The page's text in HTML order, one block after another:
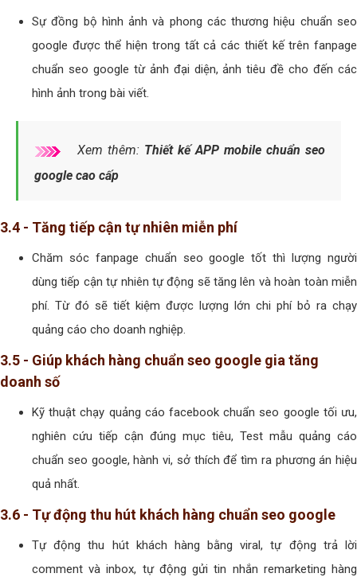
Sự đồng bộ hình ảnh và phong các thương hiệu chuẩn seo
google được thể hiện trong tất cả các thiết kế trên fanpage
chuẩn seo google từ ảnh đại diện, ảnh tiêu đề cho đến các
hình ảnh trong bài viết.
Xem thêm: Thiết kế APP mobile chuẩn seo
google cao cấp
3.4 - Tăng tiếp cận tự nhiên miễn phí
Chăm sóc fanpage chuẩn seo google tốt thì lượng người
dùng tiếp cận tự nhiên tự động sẽ tăng lên và hoàn toàn miễn
phí. Từ đó sẽ tiết kiệm được lượng lớn chi phí bỏ ra chạy
quảng cáo cho doanh nghiệp.
3.5 - Giúp khách hàng chuẩn seo google gia tăng
doanh số
Kỹ thuật chạy quảng cáo facebook chuẩn seo google tối ưu,
nghiên cứu tiếp cận đúng mục tiêu, Test mẫu quảng cáo
chuẩn seo google, hành vi, sở thích để tìm ra phương án hiệu
quả nhất.
3.6 - Tự động thu hút khách hàng chuẩn seo google
Tự động thu hút khách hàng bằng viral, tự động trả lời
comment và inbox, tự động gửi tin nhắn remarketing hàng